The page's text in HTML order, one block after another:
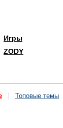
Игры
ZODY
Топовые темы